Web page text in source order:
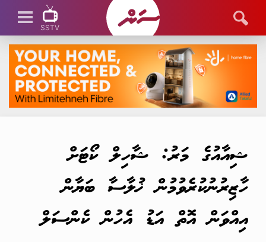
SSTV
SSTV LIVE
ޝިއާއުގެ މަރު: ޝާހިލް ކޯޓަށް
ހާޒިރުނުކުރެވުމުން ޚުލާސާ ބަޔާން
އިއްވަން އޮތް އަޑު އެހުން ކެންސަލް